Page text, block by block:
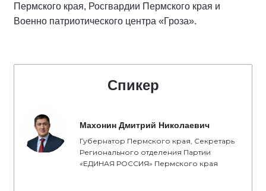
Пермского края, Росгвардии Пермского края и
Военно патриотического центра «Гроза».
Спикер
Махонин Дмитрий Николаевич
Губернатор Пермского края, Секретарь
Регионального отделения Партии
«ЕДИНАЯ РОССИЯ» Пермского края